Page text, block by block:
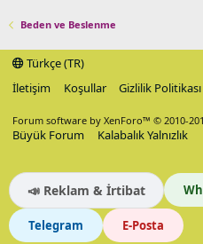
Beden ve Beslenme
Türkçe (TR)
İletişim
Koşullar Gizlilik Politikası
Forum software by XenForo™ © 2010-
Büyük Forum Kalabalık Yalnızlık
📣 Reklam & İrtibat
Telegram E-Posta